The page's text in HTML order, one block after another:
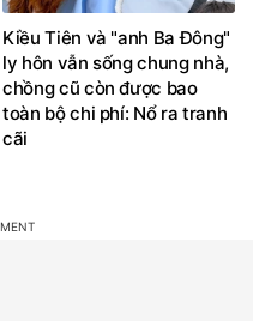
Kiều Tiên và "anh Ba Đông"
ly hôn vẫn sống chung nhà,
chồng cũ còn được bao
toàn bộ chi phí: Nổ ra tranh
cãi